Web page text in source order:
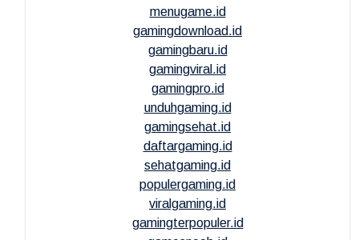
menugame.id
gamingdownload.id
gamingbaru.id
gamingviral.id
gamingpro.id
unduhgaming.id
gamingsehat.id
daftargaming.id
sehatgaming.id
populergaming.id
viralgaming.id
gamingterpopuler.id